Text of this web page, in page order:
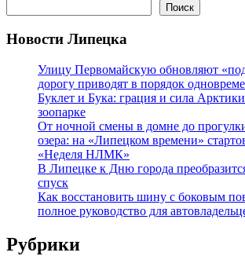
Поиск
Новости Липецка
Улицу Первомайскую обновляют
дорогу приводят в порядок
Буклет и Бука: грация и сила
зоопарке
От ночной смены в домне до
озера: на «Липецком времени»
«Неделя НЛМК»
В Липецке к Дню города
спуск
Как восстановить шину с боковым
полное руководство для
Рубрики